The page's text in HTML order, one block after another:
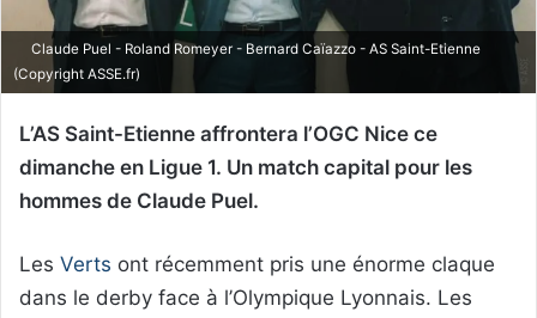
Claude Puel - Roland Romeyer - Bernard Caïazzo - AS Saint-Etienne
(Copyright ASSE.fr)
L’AS Saint-Etienne affrontera l’OGC Nice ce
dimanche en Ligue 1. Un match capital pour les
hommes de Claude Puel.
Les Verts ont récemment pris une énorme claque
dans le derby face à l’Olympique Lyonnais. Les